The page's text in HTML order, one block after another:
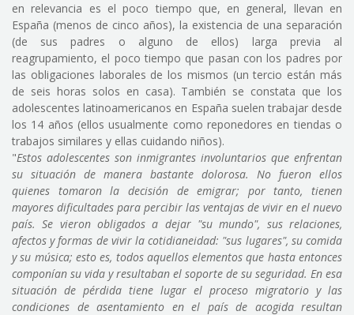
en relevancia es el poco tiempo que, en general, llevan en
España (menos de cinco años), la existencia de una separación
(de sus padres o alguno de ellos) larga previa al
reagrupamiento, el poco tiempo que pasan con los padres por
las obligaciones laborales de los mismos (un tercio están más
de seis horas solos en casa). También se constata que los
adolescentes latinoamericanos en España suelen trabajar desde
los 14 años (ellos usualmente como reponedores en tiendas o
trabajos similares y ellas cuidando niños).
"Estos adolescentes son inmigrantes involuntarios que enfrentan
su situación de manera bastante dolorosa. No fueron ellos
quienes tomaron la decisión de emigrar; por tanto, tienen
mayores dificultades para percibir las ventajas de vivir en el nuevo
país. Se vieron obligados a dejar "su mundo", sus relaciones,
afectos y formas de vivir la cotidianeidad: "sus lugares", su comida
y su música; esto es, todos aquellos elementos que hasta entonces
componían su vida y resultaban el soporte de su seguridad. En esa
situación de pérdida tiene lugar el proceso migratorio y las
condiciones de asentamiento en el país de acogida resultan